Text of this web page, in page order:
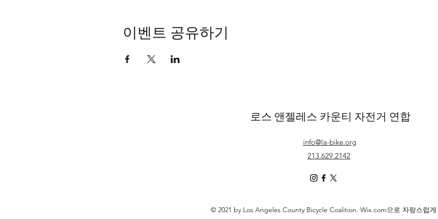
이벤트 공유하기
로스 앤젤레스 카운티 자전거 연합
info@la-bike.org
213.629.2142
© 2021 by Los Angeles County Bicycle Coalition. Wix.com으로 자랑스럽게